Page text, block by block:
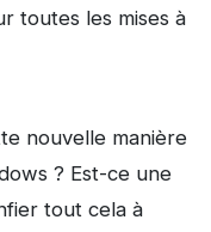
toutes les mises à
nouvelle manière
? Est-ce une
tout cela à